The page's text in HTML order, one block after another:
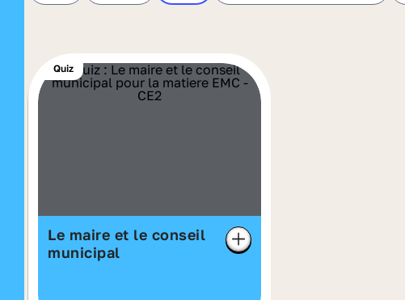
Quiz
Le maire et le conseil
municipal